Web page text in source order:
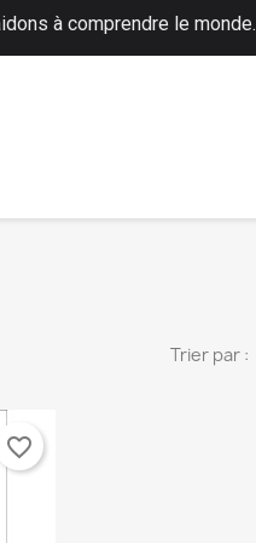
à comprendre le monde.
Trier par :
favorite_border